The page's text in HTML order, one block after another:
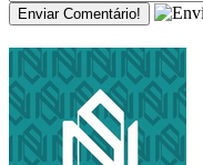
Enviar Comentário!